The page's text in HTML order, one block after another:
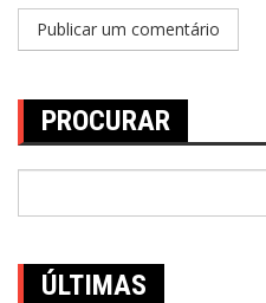
PROCURAR
ÚLTIMAS